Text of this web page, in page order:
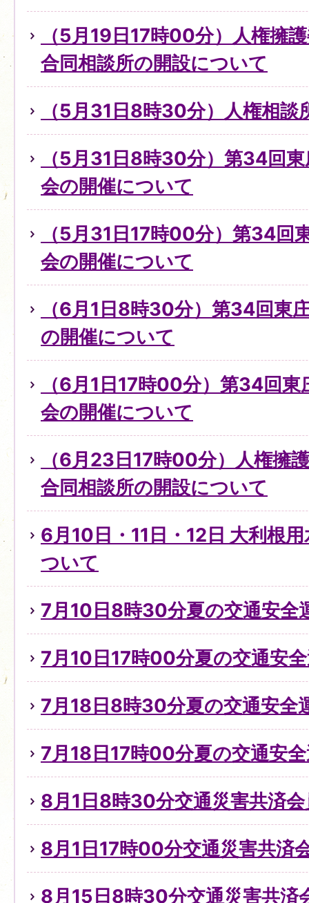
（5月19日17時00分）人権擁
合同相談所の開設について
（5月31日8時30分）人権相
（5月31日8時30分）第34回
会の開催について
（5月31日17時00分）第34回
会の開催について
（6月1日8時30分）第34回東
の開催について
（6月1日17時00分）第34回
会の開催について
（6月23日17時00分）人権擁
合同相談所の開設について
6月10日・11日・12日 大利根
ついて
7月10日8時30分夏の交通安全
7月10日17時00分夏の交通安
7月18日8時30分夏の交通安全
7月18日17時00分夏の交通安
8月1日8時30分交通災害共済
8月1日17時00分交通災害共済
8月15日8時30分交通災害共済